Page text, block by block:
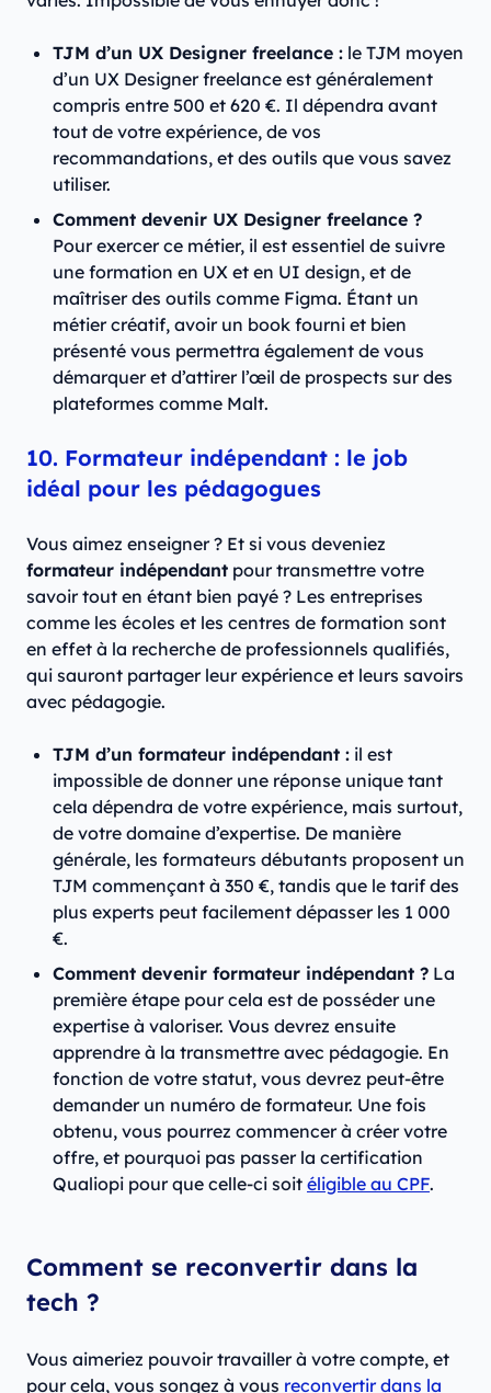
TJM d’un UX Designer freelance : le TJM moyen
d’un UX Designer freelance est généralement
compris entre 500 et 620 €. Il dépendra avant
tout de votre expérience, de vos
recommandations, et des outils que vous savez
utiliser.
Comment devenir UX Designer freelance ?
Pour exercer ce métier, il est essentiel de suivre
une formation en UX et en UI design, et de
maîtriser des outils comme Figma. Étant un
métier créatif, avoir un book fourni et bien
présenté vous permettra également de vous
démarquer et d’attirer l’œil de prospects sur des
plateformes comme Malt.
10. Formateur indépendant : le job
idéal pour les pédagogues
Vous aimez enseigner ? Et si vous deveniez
formateur indépendant pour transmettre votre
savoir tout en étant bien payé ? Les entreprises
comme les écoles et les centres de formation sont
en effet à la recherche de professionnels qualifiés,
qui sauront partager leur expérience et leurs savoirs
avec pédagogie.
TJM d’un formateur indépendant : il est
impossible de donner une réponse unique tant
cela dépendra de votre expérience, mais surtout,
de votre domaine d’expertise. De manière
générale, les formateurs débutants proposent un
TJM commençant à 350 €, tandis que le tarif des
plus experts peut facilement dépasser les 1 000
€.
Comment devenir formateur indépendant ? La
première étape pour cela est de posséder une
expertise à valoriser. Vous devrez ensuite
apprendre à la transmettre avec pédagogie. En
fonction de votre statut, vous devrez peut-être
demander un numéro de formateur. Une fois
obtenu, vous pourrez commencer à créer votre
offre, et pourquoi pas passer la certification
Qualiopi pour que celle-ci soit éligible au CPF.
Comment se reconvertir dans la
tech ?
Vous aimeriez pouvoir travailler à votre compte, et
pour cela, vous songez à vous reconvertir dans la